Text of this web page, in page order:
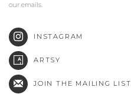
our emails.
INSTAGRAM
ARTSY
JOIN THE MAILING LIST